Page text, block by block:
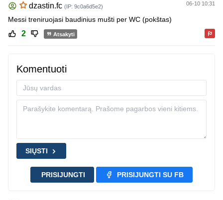
dzastin.fc (IP: 9c0a6d5e2) 06-10 10:31
Messi treniruojasi baudinius mušti per WC (pokštas)
2 Atsakyti
Komentuoti
SIŲSTI
PRISIJUNGTI PRISIJUNGTI SU FB